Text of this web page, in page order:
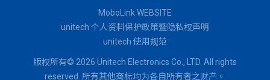
MoboLink WEBSITE
unitech 个人资料保护政策暨隐私权声明
unitech 使用规范
版权所有© 2026 Unitech Electronics Co., LTD. All rights
reserved. 所有其他商标均为各自所有者之财产。